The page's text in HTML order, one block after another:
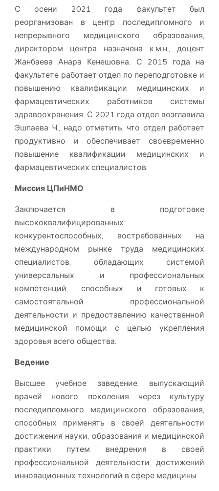
С осени 2021 года факультет был
реорганизован в центр последипломного и
непрерывного медицинского образования,
директором центра назначена к.м.н., доцент
Жанбаева Анара Кенешовна. С 2015 года на
факультете работает отдел по переподготовке и
повышению квалификации медицинских и
фармацевтических работников системы
здравоохранения. С 2021 года отдел возглавила
Эшпаева Ч., надо отметить, что отдел работает
продуктивно и обеспечивает своевременно
повышение квалификации медицинских и
фармацевтических специалистов.
Миссия ЦПиНМО
Заключается в подготовке
высококвалифицированных
конкурентоспособных, востребованных на
международном рынке труда медицинских
специалистов, обладающих системой
универсальных и профессиональных
компетенций, способных и готовых к
самостоятельной профессиональной
деятельности и предоставлению качественной
медицинской помощи с целью укрепления
здоровья всего общества.
Ведение
Высшее учебное заведение, выпускающий
врачей нового поколения через культуру
последипломного медицинского образования,
способных применять в своей деятельности
достижения науки, образования и медицинской
практики путем внедрения в своей
профессиональной деятельности достижений
инновационных технологий в сфере медицины.